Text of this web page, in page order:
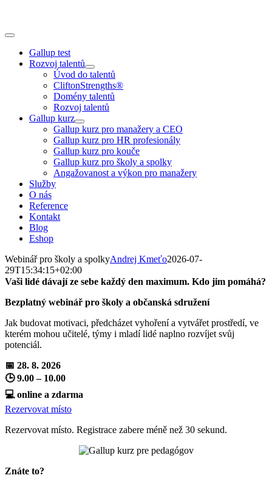
content
Toggle
NavigationGallup test
Rozvoj talentů
Úvod do talentů
CliftonStrengths®
Domény talentů
Rozvoj talentů
Gallup kurz
Gallup kurz pro manažery a CEO
Gallup kurz pro HR profesionály
Gallup kurz pro kouče
Gallup kurz pro školy a spolky
Angažovanost a výkon pro manažery
Služby
O nás
Reference
Kontakt
Blog
Eshop
Webinář pro školy a spolkyAndrej Kmeťo2026-07-
29T15:34:15+02:00
Vaši lidé dávají ze sebe každý den maximum. Kdo jim pomáhá?
Bezplatný webinář pro školy a občanská sdružení
Jak budovat motivaci, předcházet vyhoření a vytvářet prostředí, ve
kterém mohou učitelé, týmy i mladí lidé naplno rozvíjet svůj
potenciál.
📅 28. 8. 2026
🕒 9.00 – 10.00
💻 online a zdarma
Rezervovat místo
Rezervovat místo. Registrace zabere méně než 30 sekund.
Znáte to?